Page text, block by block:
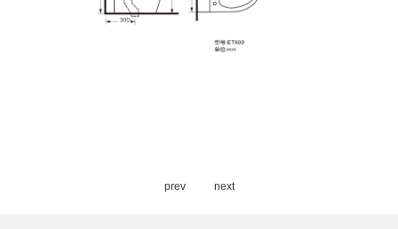
prev next